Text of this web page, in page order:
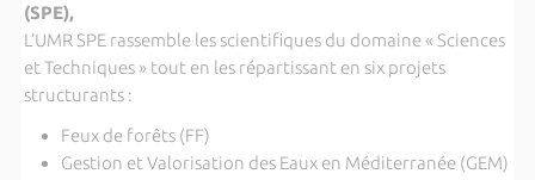
(SPE),
L’UMR SPE rassemble les scientifiques du domaine « Sciences
et Techniques » tout en les répartissant en six projets
structurants :
Feux de forêts (FF)
Gestion et Valorisation des Eaux en Méditerranée (GEM)